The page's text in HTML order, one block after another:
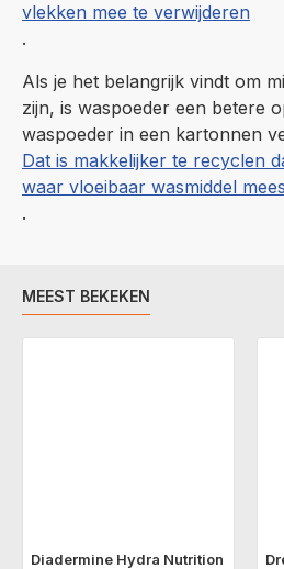
vlekken mee te verwijderen
.
Als je het belangrijk vindt om
zijn, is waspoeder een betere
waspoeder in een kartonnen
Dat is makkelijker te recyclen
waar vloeibaar wasmiddel
.
MEEST BEKEKEN
Diadermine Hydra Nutrition